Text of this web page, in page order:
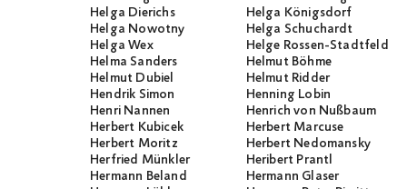
Helga Dierichs
Helga Königsdorf
Helga Nowotny
Helga Schuchardt
Helga Wex
Helge Rossen-Stadtfeld
Helma Sanders
Helmut Böhme
Helmut Dubiel
Helmut Ridder
Hendrik Simon
Henning Lobin
Henri Nannen
Henrich von Nußbaum
Herbert Kubicek
Herbert Marcuse
Herbert Moritz
Herbert Nedomansky
Herfried Münkler
Heribert Prantl
Hermann Beland
Hermann Glaser